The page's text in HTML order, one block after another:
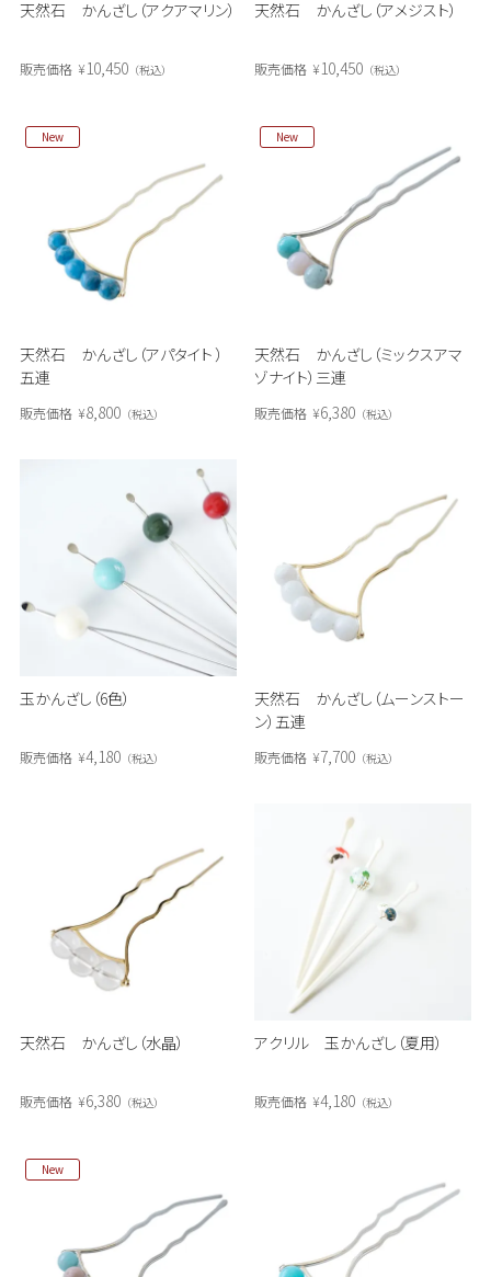
天然石 かんざし（アクアマリン）
販売価格 ¥10,450 税込
天然石 かんざし（アメジスト）
販売価格 ¥10,450 税込
天然石 かんざし（アパタイト ）
五連
New
販売価格 ¥8,800 税込
天然石 かんざし（ミックスアマ
ゾナイト）三連
New
販売価格 ¥6,380 税込
玉かんざし（6色）
販売価格 ¥4,180 税込
天然石 かんざし（ムーンストー
ン）五連
販売価格 ¥7,700 税込
天然石 かんざし（水晶）
販売価格 ¥6,380 税込
アクリル 玉かんざし（夏用）
販売価格 ¥4,180 税込
New